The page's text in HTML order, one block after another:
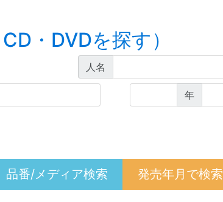
・DVDを探す）
人名
年
品番/メディア検索 発売年月で検索